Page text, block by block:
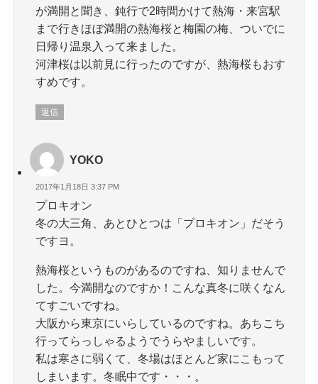
が満開と聞き、鈍行で2時間かけて熱海・来宮駅
まで行きほぼ満開の熱海桜と梅園の梅、ついでに
日帰り温泉入って来ました。
河津桜は以前見に行ったのですが、熱海桜もおす
すめです。
返信
YOKO
2017年1月18日 3:37 PM
プロキオン
冬の大三角、あとひとつは「プロキオン」だそう
ですヨ。
熱海桜というものがあるのですね、知りませんで
した。今満開なのですか！こんな真冬に咲くなん
てすごいですね。
大阪から東京にいらしているのですね。あちこち
行ってらっしゃるようでうらやましいです。
私は寒さに弱くて、冬場はほとんど家にこもって
しまいます。冬眠中です・・・。